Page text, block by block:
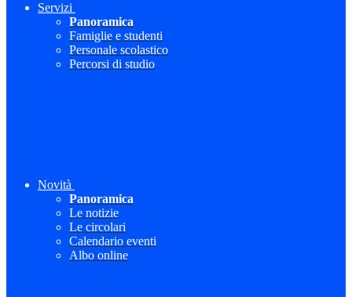
Servizi
Panoramica
Famiglie e studenti
Personale scolastico
Percorsi di studio
Novità
Panoramica
Le notizie
Le circolari
Calendario eventi
Albo online